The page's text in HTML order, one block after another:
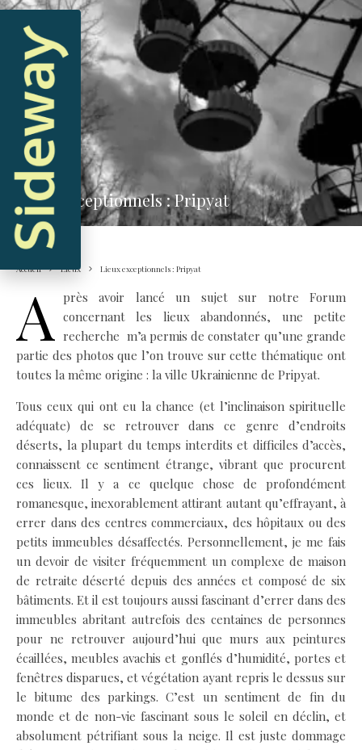
Lieux
Lieux exceptionnels : Pripyat
Accueil Lieux Lieux exceptionnels : Pripyat
A près avoir lancé un sujet sur notre Forum
concernant les lieux abandonnés, une petite
recherche m’a permis de constater qu’une grande
partie des photos que l’on trouve sur cette thématique ont
toutes la même origine : la ville Ukrainienne de Pripyat.
Tous ceux qui ont eu la chance (et l’inclinaison spirituelle
adéquate) de se retrouver dans ce genre d’endroits
déserts, la plupart du temps interdits et difficiles d’accès,
connaissent ce sentiment étrange, vibrant que procurent
ces lieux. Il y a ce quelque chose de profondément
romanesque, inexorablement attirant autant qu’effrayant, à
errer dans des centres commerciaux, des hôpitaux ou des
petits immeubles désaffectés. Personnellement, je me fais
un devoir de visiter fréquemment un complexe de maison
de retraite déserté depuis des années et composé de six
bâtiments. Et il est toujours aussi fascinant d’errer dans des
immeubles abritant autrefois des centaines de personnes
pour ne retrouver aujourd’hui que murs aux peintures
écaillées, meubles avachis et gonflés d’humidité, portes et
fenêtres disparues, et végétation ayant repris le dessus sur
le bitume des parkings. C’est un sentiment de fin du
monde et de non-vie fascinant sous le soleil en déclin, et
absolument pétrifiant sous la neige. Il est juste dommage